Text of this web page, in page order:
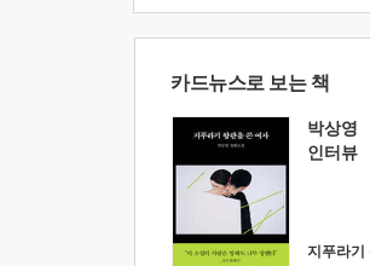
카드뉴스로 보는 책
박상영
인터뷰
지푸라기